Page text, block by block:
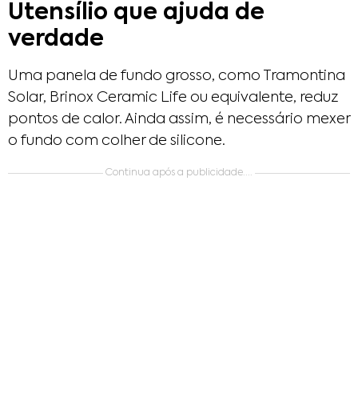
Utensílio que ajuda de
verdade
Uma panela de fundo grosso, como Tramontina
Solar, Brinox Ceramic Life ou equivalente, reduz
pontos de calor. Ainda assim, é necessário mexer
o fundo com colher de silicone.
Continua após a publicidade....